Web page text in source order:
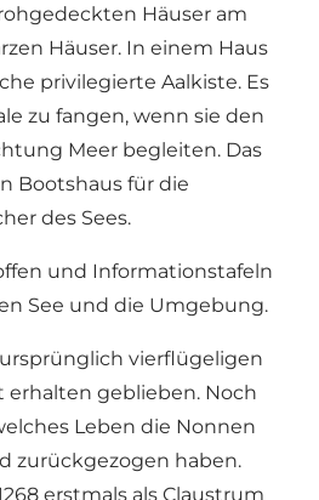
Häuser am
Häuser. In einem Haus
privilegierte Aalkiste. Es
zu fangen, wenn sie den
Meer begleiten. Das
Bootshaus für die
des Sees.
und Informationstafeln
See und die Umgebung.
vierflügeligen
erhalten geblieben. Noch
Leben die Nonnen
zurückgezogen haben.
erstmals als Claustrum